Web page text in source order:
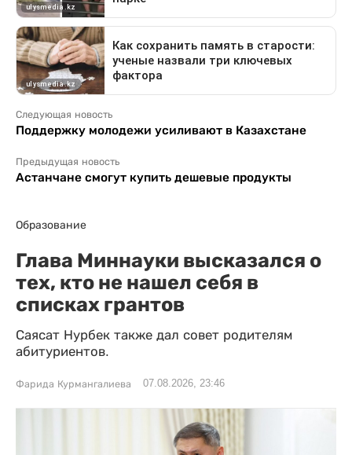
Следующая новость
Поддержку молодежи усиливают в Казахстане
Предыдущая новость
Астанчане смогут купить дешевые продукты
Образование
Глава Миннауки высказался о
тех, кто не нашел себя в
списках грантов
Саясат Нурбек также дал совет родителям
абитуриентов.
Фарида Курмангалиева 07.08.2026, 23:46